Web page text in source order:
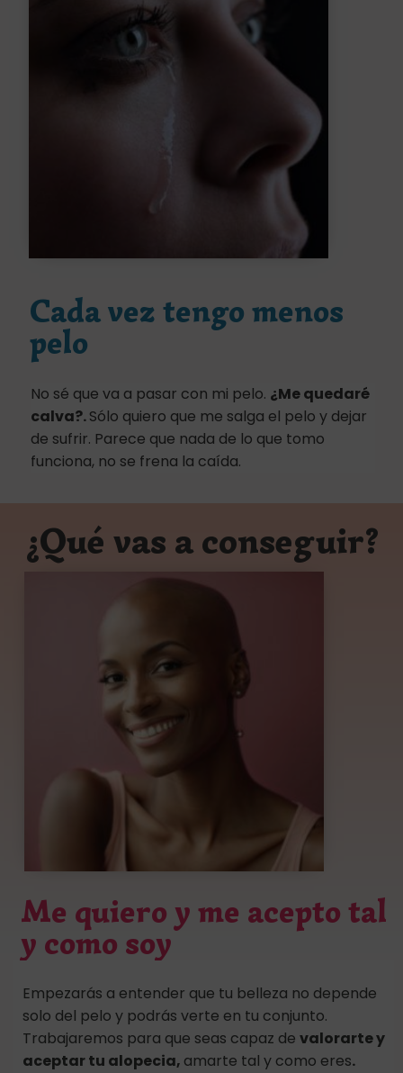
Cada vez tengo menos
pelo
No sé que va a pasar con mi pelo. ¿Me quedaré
calva?.Sólo quiero que me salga el pelo y dejar
de sufrir. Parece que nada de lo que tomo
funciona, no se frena la caída.
¿Qué vas a conseguir?
Me quiero y me acepto tal
y como soy
Empezarás a entender que tu belleza no depende
solo del pelo y podrás verte en tu conjunto.
Trabajaremos para que seas capaz de valorarte y
aceptar tu alopecia, amarte tal y como eres.